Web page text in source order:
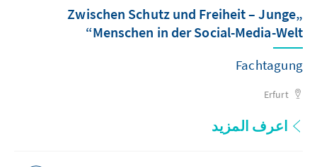
„Zwischen Schutz und Freiheit – Junge
Menschen in der Social-Media-Welt“
Fachtagung
Erfurt
اعرف المزيد